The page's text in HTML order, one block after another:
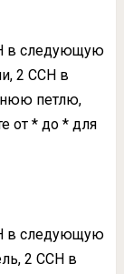
в следующую
2 ССН в
петлю,
от * до * для
в следующую
2 ССН в